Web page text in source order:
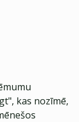
kas nozīmē,